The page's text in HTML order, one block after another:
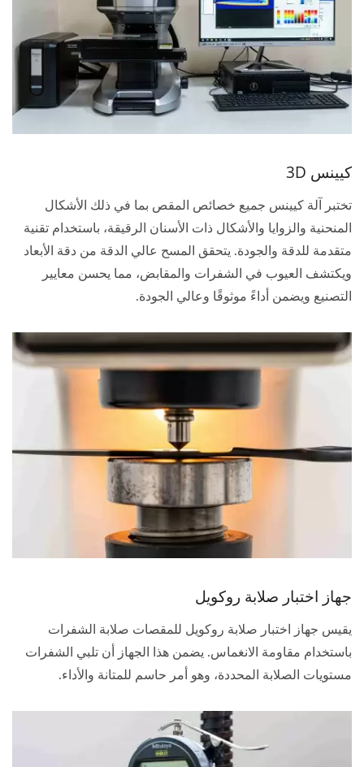
كيينس 3D
تختبر آلة كيينس جميع خصائص المقص بما في ذلك الأشكال
المنحنية والزوايا والأشكال ذات الأسنان الرقيقة، باستخدام تقنية
متقدمة للدقة والجودة. يتحقق المسح عالي الدقة من دقة الأبعاد
ويكتشف العيوب في الشفرات والمقابض، مما يحسن معايير
التصنيع ويضمن أداءً موثوقًا وعالي الجودة.
جهاز اختبار صلابة روكويل
يقيس جهاز اختبار صلابة روكويل للمقصات صلابة الشفرات
باستخدام مقاومة الانغماس. يضمن هذا الجهاز أن تلبي الشفرات
مستويات الصلابة المحددة، وهو أمر حاسم للمتانة والأداء.